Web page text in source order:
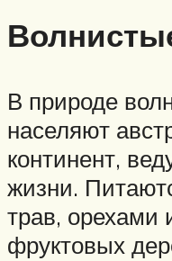
В природе
населяют
континент,
жизни.
трав, орехами
фруктовых